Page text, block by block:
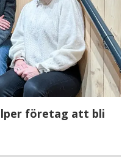
företag att bli